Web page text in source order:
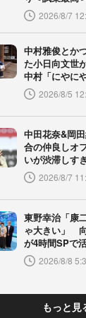
2026/8/7
中村雅俊とか
た小日向文世
中村「にやに
2026/8/5
中田花奈&岡
合の仲良しオ
いが渋滞しす
2026/8/7
東野幸治「康
ゃ大きい」
が4時間SPで
2026/8/8
もっと見